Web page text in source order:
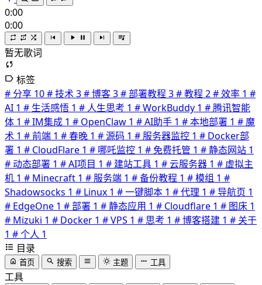
0:00
0:00
暂无歌词
标签
# 分享 10# 技术3# 博客3# 部署教程 3# 教程 2# 效率 1 #
AI 1 # 生活感悟 1 # 人生思考 1 # WorkBuddy 1 # 腾讯智能
体 1 # IM集成 1 # OpenClaw 1 # AI助手 1 # 本地部署 1 # 魔
术 1 # 前端 1 # 春晚 1 # 源码 1 # 服务器监控 1 # Docker部
署 1 # CloudFlare 1 # 哪吒监控 1 # 免费托管 1 # 静态网站 1
# 动态部署 1 # AI项目 1 # 建站工具 1 # 云服务器 1 # 虚拟主
机 1 # Minecraft 1 # 服务端 1 # 备份教程 1 # 模组 1 #
Shadowsocks 1 # Linux 1 # 一键脚本 1 # 代理 1 # 导航页 1
# EdgeOne 1 # 部署 1 # 静态应用 1 # Cloudflare 1 # 图床 1
# Mizuki 1 # Docker 1 # VPS 1 # 思考 1 # 博客搭建 1 # 关于
1 # 个人 1
目录
首页 搜索 主题 工具
工具